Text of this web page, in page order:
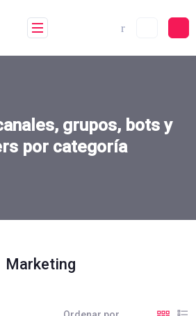
grupos, bots y
por categoría
Marketing